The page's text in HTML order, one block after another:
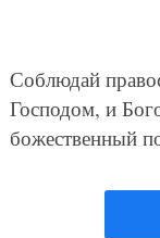
Соблюдай
Господом, и
божественный